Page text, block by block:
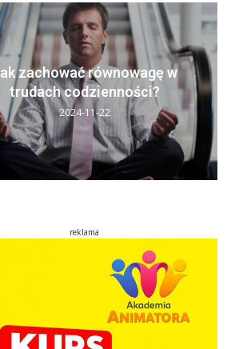
zachować równowagę w
trudach codzienności?
2024-11-22
reklama